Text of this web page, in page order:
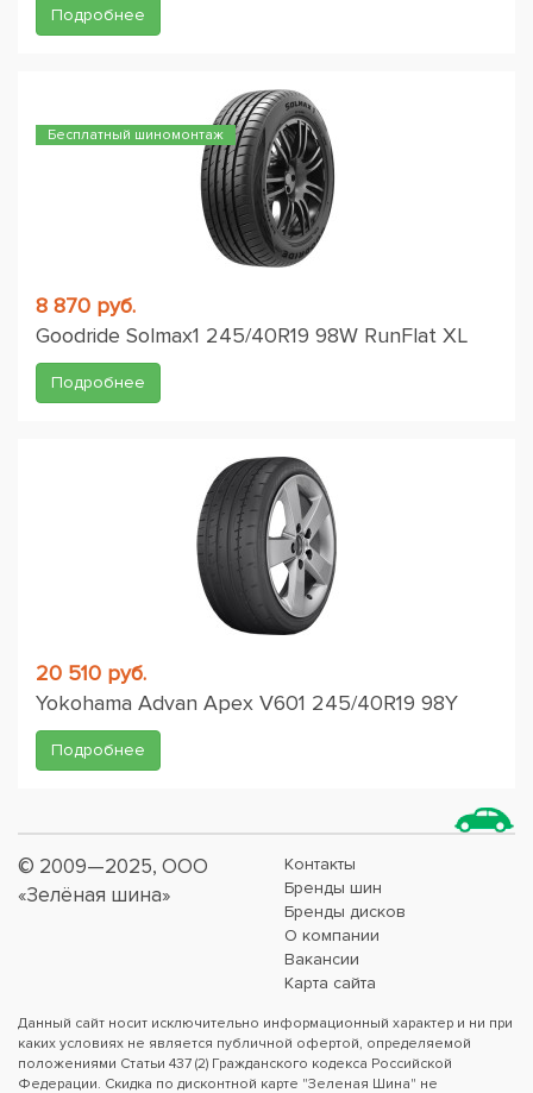
Подробнее
Бесплатный шиномонтаж
8 870 руб.
Goodride Solmax1 245/40R19 98W RunFlat XL
Подробнее
20 510 руб.
Yokohama Advan Apex V601 245/40R19 98Y
Подробнее
© 2009—2025, ООО
«Зелёная шина»
Контакты
Бренды шин
Бренды дисков
О компании
Вакансии
Карта сайта
Данный сайт носит исключительно информационный характер и ни при
каких условиях не является публичной офертой, определяемой
положениями Статьи 437 (2) Гражданского кодекса Российской
Федерации. Скидка по дисконтной карте "Зеленая Шина" не